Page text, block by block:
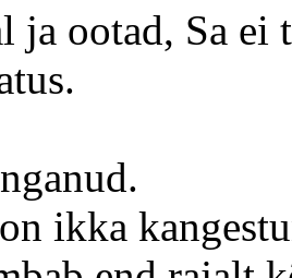
ja ootad, Sa ei
ikka